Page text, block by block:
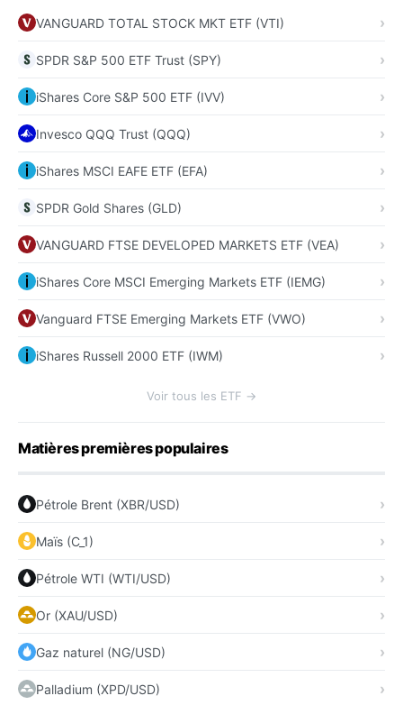
VANGUARD TOTAL STOCK MKT ETF (VTI)
SPDR S&P 500 ETF Trust (SPY)
iShares Core S&P 500 ETF (IVV)
Invesco QQQ Trust (QQQ)
iShares MSCI EAFE ETF (EFA)
SPDR Gold Shares (GLD)
VANGUARD FTSE DEVELOPED MARKETS ETF (VEA)
iShares Core MSCI Emerging Markets ETF (IEMG)
Vanguard FTSE Emerging Markets ETF (VWO)
iShares Russell 2000 ETF (IWM)
Voir tous les ETF →
Matières premières populaires
Pétrole Brent (XBR/USD)
Maïs (C_1)
Pétrole WTI (WTI/USD)
Or (XAU/USD)
Gaz naturel (NG/USD)
Palladium (XPD/USD)